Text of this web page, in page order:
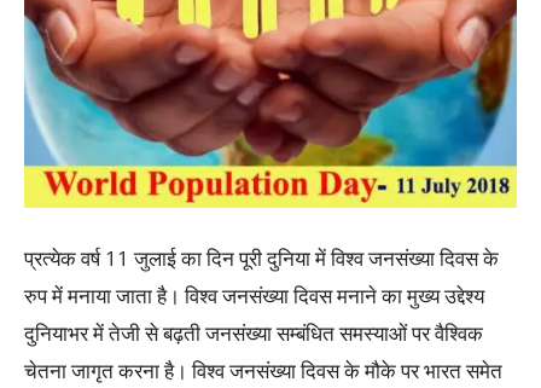
प्रत्येक वर्ष 11 जुलाई का दिन पूरी दुनिया में विश्वजनसंख्यादिवस के
रुप में मनाया जाता है। विश्वजनसंख्यादिवस मनाने का मुख्य उद्देश्य
दुनियाभर में तेजी से बढ़ती जनसंख्या सम्बंधित समस्याओं पर वैश्विक
चेतना जागृत करना है। विश्व जनसंख्या दिवस के मौके पर भारत समेत